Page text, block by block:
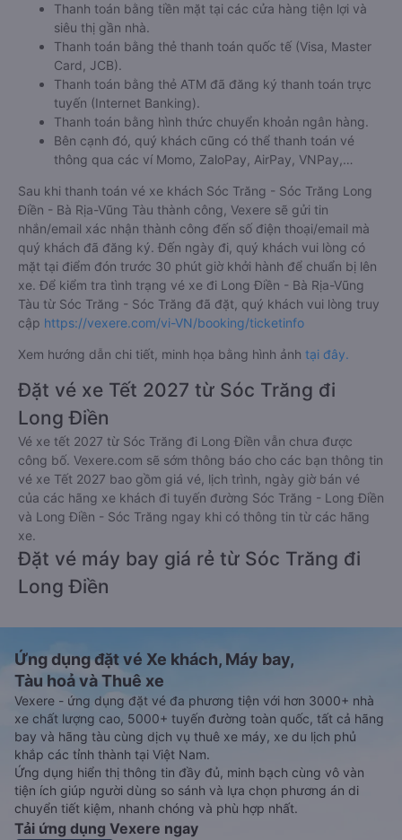
Thanh toán bằng tiền mặt tại các cửa hàng tiện lợi và
siêu thị gần nhà.
Thanh toán bằng thẻ thanh toán quốc tế (Visa, Master
Card, JCB).
Thanh toán bằng thẻ ATM đã đăng ký thanh toán trực
tuyến (Internet Banking).
Thanh toán bằng hình thức chuyển khoản ngân hàng.
Bên cạnh đó, quý khách cũng có thể thanh toán vé
thông qua các ví Momo, ZaloPay, AirPay, VNPay,…
Sau khi thanh toán vé xe khách Sóc Trăng - Sóc Trăng Long
Điền - Bà Rịa-Vũng Tàu thành công, Vexere sẽ gửi tin
nhắn/email xác nhận thành công đến số điện thoại/email mà
quý khách đã đăng ký. Đến ngày đi, quý khách vui lòng có
mặt tại điểm đón trước 30 phút giờ khởi hành để chuẩn bị lên
xe. Để kiểm tra tình trạng vé xe đi Long Điền - Bà Rịa-Vũng
Tàu từ Sóc Trăng - Sóc Trăng đã đặt, quý khách vui lòng truy
cập https://vexere.com/vi-VN/booking/ticketinfo
Xem hướng dẫn chi tiết, minh họa bằng hình ảnh tại đây.
Đặt vé xe Tết 2027 từ Sóc Trăng đi
Long Điền
Vé xe tết 2027 từ Sóc Trăng đi Long Điền vẫn chưa được
công bố. Vexere.com sẽ sớm thông báo cho các bạn thông tin
vé xe Tết 2027 bao gồm giá vé, lịch trình, ngày giờ bán vé
của các hãng xe khách đi tuyến đường Sóc Trăng - Long Điền
và Long Điền - Sóc Trăng ngay khi có thông tin từ các hãng
xe.
Đặt vé máy bay giá rẻ từ Sóc Trăng đi
Long Điền
Ứng dụng đặt vé Xe khách, Máy bay,
Tàu hoả và Thuê xe
Vexere - ứng dụng đặt vé đa phương tiện với hơn 3000+ nhà
xe chất lượng cao, 5000+ tuyến đường toàn quốc, tất cả hãng
bay và hãng tàu cùng dịch vụ thuê xe máy, xe du lịch phủ
khắp các tỉnh thành tại Việt Nam.
Ứng dụng hiển thị thông tin đầy đủ, minh bạch cùng vô vàn
tiện ích giúp người dùng so sánh và lựa chọn phương án di
chuyển tiết kiệm, nhanh chóng và phù hợp nhất.
Tải ứng dụng Vexere ngay